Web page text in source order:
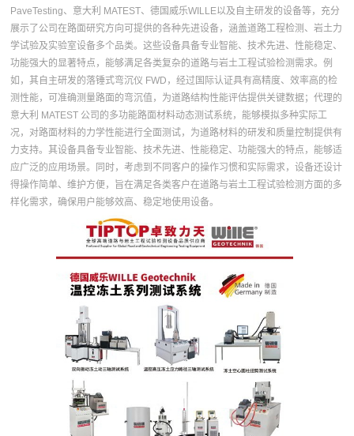
PaveTesting、意大利 MATEST、德国威乐WILLE以及自主研发的设备等，充分
展示了公司在路面研究方向可提供的各种先进设备，涵盖道路工程检测、岩土力
学试验及实验室设备多个品类。这些设备具备专业智能、技术先进、性能稳定、
功能强大的显著特点，能够满足各类复杂的道路与岩土工程试验检测需求。例
如，其自主研发的落锤式弯沉仪 FWD，经过国际认证具有高精度、效率高的检
测性能，可准确测量路面的弯沉值，为道路结构性能评估提供关键数据；代理的
意大利 MATEST 公司的多功能路面材料动态测试系统，能够模拟多种实际工
况，对路面材料的力学性能进行全面测试，为道路材料的研发和质量控制提供有
力支持。其设备具备专业智能、技术先进、性能稳定、功能强大的特点，能够适
应广泛的应用场景。同时，考虑到不同客户的操作习惯和实际需求，设备还设计
得操作简单、维护方便，旨在满足各类客户在道路与岩土工程试验检测方面的多
样化需求，确保用户能够效高、稳定地使用设备。